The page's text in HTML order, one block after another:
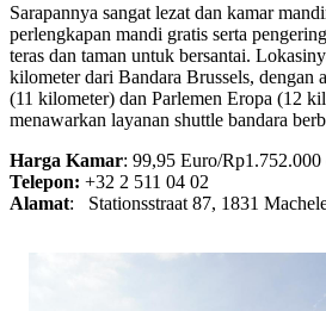
Sarapannya sangat lezat dan kamar
perlengkapan mandi gratis serta
teras dan taman untuk bersantai.
kilometer dari Bandara Brussels, dengan
(11 kilometer) dan Parlemen Eropa (12
menawarkan layanan shuttle bandara
Harga Kamar: 99,95 Euro/Rp1.752.000
Telepon: +32 2 511 04 02
Alamat: Stationsstraat 87, 1831